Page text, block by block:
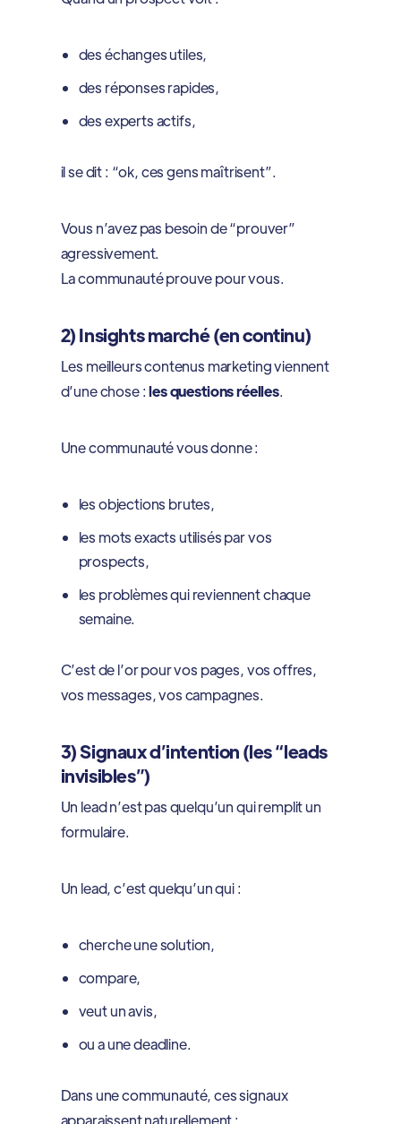
des échanges utiles,
des réponses rapides,
des experts actifs,
il se dit : “ok, ces gens maîtrisent”.
Vous n’avez pas besoin de “prouver”
agressivement.
La communauté prouve pour vous.
2) Insights marché (en continu)
Les meilleurs contenus marketing viennent
d’une chose :les questions réelles.
Une communauté vous donne :
les objections brutes,
les mots exacts utilisés par vos
prospects,
les problèmes qui reviennent chaque
semaine.
C’est de l’or pour vos pages, vos offres,
vos messages, vos campagnes.
3) Signaux d’intention (les “leads
invisibles”)
Un lead n’est pas quelqu’un qui remplit un
formulaire.
Un lead, c’est quelqu’un qui :
cherche une solution,
compare,
veut un avis,
ou a une deadline.
Dans une communauté, ces signaux
apparaissent naturellement :